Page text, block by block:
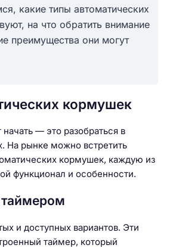
какие типы автоматических
на что обратить внимание
преимущества они могут
кормушек
— это разобраться в
На рынке можно встретить
кормушек, каждую из
функционал и особенности.
и доступных вариантов. Эти
таймер, который